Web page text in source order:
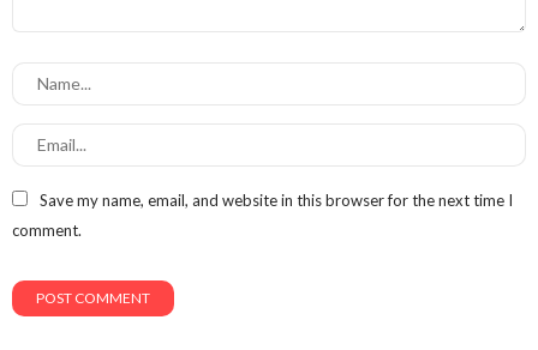
Save my name, email, and website in this browser for the next time I
comment.